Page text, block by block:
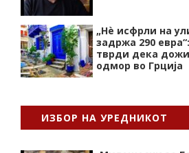
„Нѐ исфрли на
задржа 290
тврди дека
одмор во Грција
ИЗБОР НА УРЕДНИКОТ